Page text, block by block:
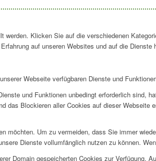
werden. Klicken Sie auf die verschiedenen
auf unseren Websites und auf die Dienste
Webseite verfügbaren Dienste und
und Funktionen unbedingt erforderlich
das Blockieren aller Cookies auf dieser
möchten. Um zu vermeiden, dass Sie immer
Dienste vollumfänglich nutzen zu können.
Domain gespeicherten Cookies zur